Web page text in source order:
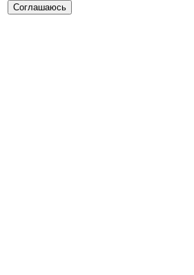
Соглашаюсь